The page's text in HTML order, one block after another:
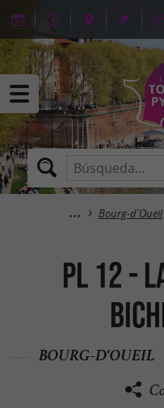
Bourg-d'Oueil
PL 12 -
BOURG-D'OUEIL